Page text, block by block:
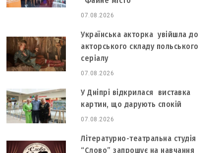
07.08.2026
Українська акторка увійшла до
акторського складу польського
серіалу
07.08.2026
У Дніпрі відкрилася виставка
картин, що дарують спокій
07.08.2026
Літературно-театральна студія
“Слово” запрошує на навчання